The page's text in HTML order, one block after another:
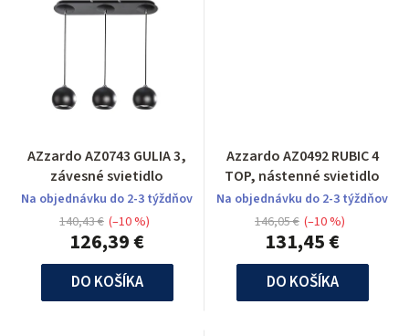
AZzardo AZ0743 GULIA 3,
závesné svietidlo
Na objednávku do 2-3 týždňov
126,39 €
140,43 € (–10 %)
DO KOŠÍKA
Azzardo AZ0492 RUBIC 4
TOP, nástenné svietidlo
Na objednávku do 2-3 týždňov
131,45 €
146,05 € (–10 %)
DO KOŠÍKA